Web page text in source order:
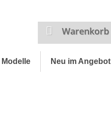
Warenkorb
Modelle Neu im Angebot